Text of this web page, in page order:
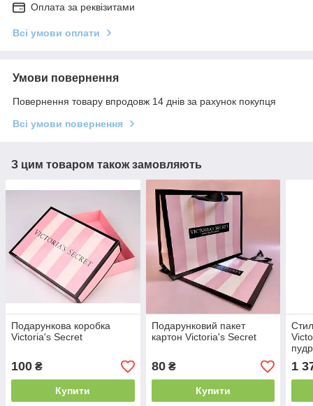
Оплата за реквізитами
Всі умови оплати
Умови повернення
Повернення товару впродовж 14 днів за рахунок покупця
Всі умови повернення
З цим товаром також замовляють
Подарункова коробка
Victoria's Secret
100 ₴
Купити
Подарунковий пакет
картон Victoria's Secret
80₴
Купити
1